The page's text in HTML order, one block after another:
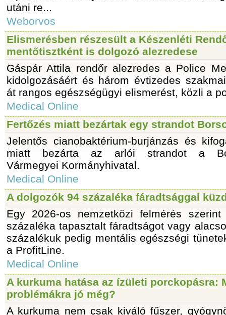
utáni re...
Weborvos
Elismerésben részesült a Készenléti
mentőtisztként is dolgozó alezredese
Gáspár Attila rendőr alezredes a Police
kidolgozásáért és három évtizedes
át rangos egészségügyi elismerést, közli a
Medical Online
Fertőzés miatt bezártak egy strandot
Jelentős cianobaktérium-burjánzás és
miatt bezárta az arlói strandot a
Vármegyei Kormányhivatal.
Medical Online
A dolgozók 94 százaléka fáradtsággal
Egy 2026-os nemzetközi felmérés
százaléka tapasztalt fáradtságot vagy
százalékuk pedig mentális egészségi
a ProfitLine.
Medical Online
A kurkuma hatása az ízületi porckopásra:
problémákra jó még?
A kurkuma nem csak kiváló fűszer,